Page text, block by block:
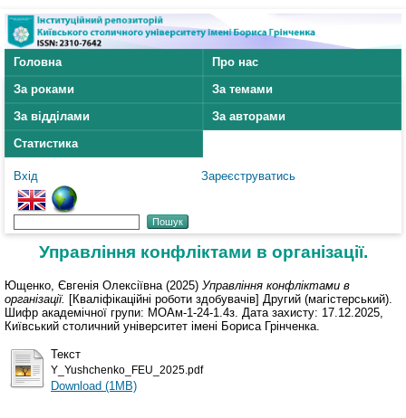
Головна
Про нас
За роками
За темами
За відділами
За авторами
Статистика
Вхід Зареєструватись
Управління конфліктами в організації.
Ющенко, Євгенія Олексіївна (2025) Управління конфліктами в
організації. [Кваліфікаційні роботи здобувачів] Другий (магістерський).
Шифр академічної групи: МОАм-1-24-1.4з. Дата захисту: 17.12.2025,
Київський столичний університет імені Бориса Грінченка.
Текст
Y_Yushchenko_FEU_2025.pdf
Download (1MB)